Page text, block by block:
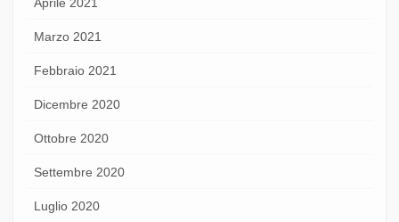
Marzo 2021
Febbraio 2021
Dicembre 2020
Ottobre 2020
Settembre 2020
Luglio 2020